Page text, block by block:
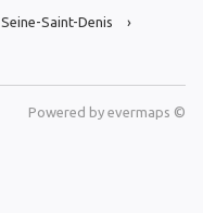
Seine-Saint-Denis
Powered by evermaps ©